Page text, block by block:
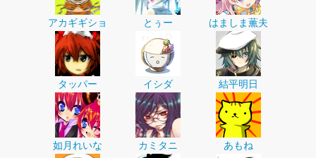
アカギギショ とぅー はましま薫夫
タッパー イシダ 結平明日
如月れいな カミタニ あもね